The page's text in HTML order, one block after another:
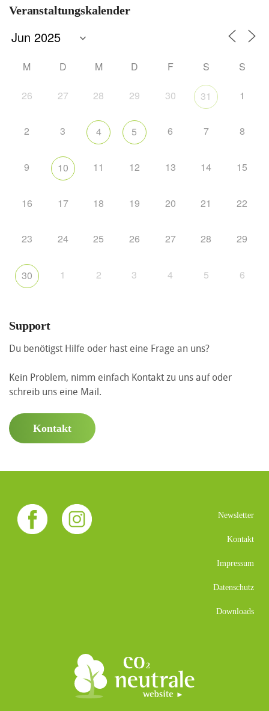
Veranstaltungskalender
M D M D F S S
26 27 28 29 30 31 1
2 3 4 5 6 7 8
9 10 11 12 13 14 15
16 17 18 19 20 21 22
23 24 25 26 27 28 29
30 1 2 3 4 5 6
Support
Du benötigst Hilfe oder hast eine Frage an uns?
Kein Problem, nimm einfach Kontakt zu uns auf oder
schreib uns eine Mail.
Kontakt
Newsletter
Kontakt
Impressum
Datenschutz
Downloads